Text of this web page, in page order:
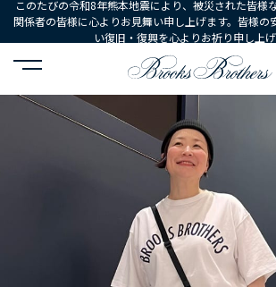
このたびの令和8年熊本地震により、被災された皆様
関係者の皆様に心よりお見舞い申し上げます。皆様の
い復旧・復興を心よりお祈り申し上げ
HOME コーディネート コーディネート詳細